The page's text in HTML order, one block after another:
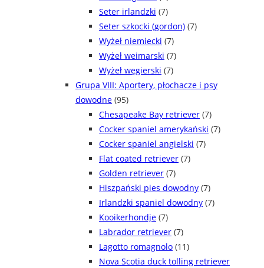
Seter irlandzki (7)
Seter szkocki (gordon) (7)
Wyżeł niemiecki (7)
Wyżeł weimarski (7)
Wyżeł węgierski (7)
Grupa VIII: Aportery, płochacze i psy
dowodne (95)
Chesapeake Bay retriever (7)
Cocker spaniel amerykański (7)
Cocker spaniel angielski (7)
Flat coated retriever (7)
Golden retriever (7)
Hiszpański pies dowodny (7)
Irlandzki spaniel dowodny (7)
Kooikerhondje (7)
Labrador retriever (7)
Lagotto romagnolo (11)
Nova Scotia duck tolling retriever